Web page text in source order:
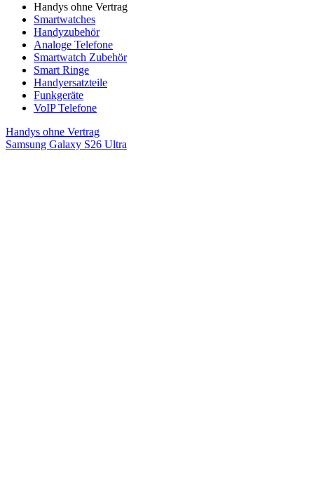
Handys ohne Vertrag
Smartwatches
Handyzubehör
Analoge Telefone
Smartwatch Zubehör
Smart Ringe
Handyersatzteile
Funkgeräte
VoIP Telefone
Handys ohne Vertrag
Samsung Galaxy S26 Ultra